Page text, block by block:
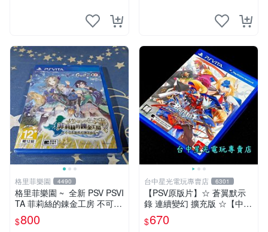
格里菲樂園 4490
格里菲樂園 ~ 全新 PSV PSVI
TA 菲莉絲的錬金工房 不可思
議旅的鍊金術士 中文版
$800
台中星光電玩專賣店 6301
【PSV原版片】☆ 蒼翼默示
錄 連續變幻 擴充版 ☆【中文
版 中古二手商品】台中星光
電玩
$670